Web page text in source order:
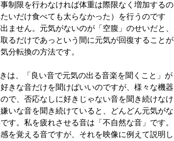
制限を行わなければ体重は際限なく増加するの
いだけ食べても太らなかった）を行うのです
ません。元気がないのが「空腹」のせいだと、
るだけであっという間に元気が回復することが
分転換の方法です。
は、「良い音で元気の出る音楽を聞くこと」が
きな音だけを聞けばいいのですが、様々な機器
で、否応なしに好きじゃない音を聞き続けなけ
いな音を聞き続けていると、どんどん元気がな
す。私を疲れさせる音は「不自然な音」です。
を覚える音ですが、それを映像に例えて説明し